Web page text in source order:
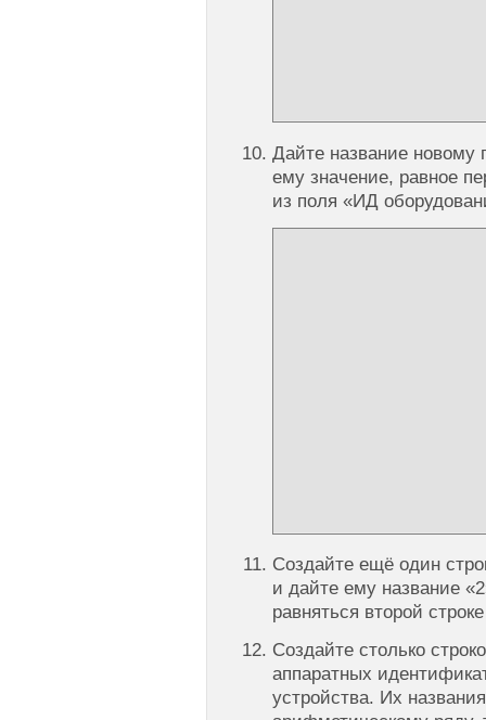
Дайте название
ему значение, равное
из поля «ИД
Создайте ещё один
и дайте ему название
равняться второй
Создайте столько
аппаратных
устройства. Их